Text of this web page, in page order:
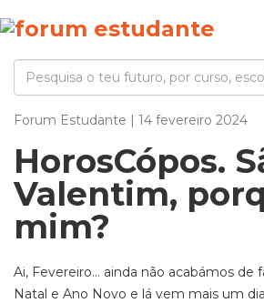
Forum Estudante | 14 fevereiro 2024
HorosCópos.
Valentim,
mim?
Ai, Fevereiro… ainda não acabámos de
Natal e Ano Novo e lá vem mais um